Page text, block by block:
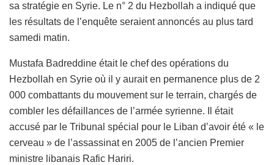
sa stratégie en Syrie. Le n° 2 du Hezbollah a indiqué que
les résultats de l’enquête seraient annoncés au plus tard
samedi matin.
Mustafa Badreddine était le chef des opérations du
Hezbollah en Syrie où il y aurait en permanence plus de 2
000 combattants du mouvement sur le terrain, chargés de
combler les défaillances de l’armée syrienne. Il était
accusé par le Tribunal spécial pour le Liban d’avoir été « le
cerveau » de l’assassinat en 2005 de l’ancien Premier
ministre libanais Rafic Hariri.